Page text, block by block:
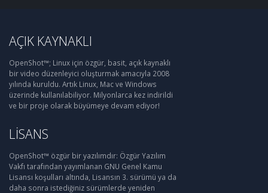
AÇIK KAYNAKLI
OpenShot™; Linux için özgür, basit, açık kaynaklı
bir video düzenleyici oluşturmak amacıyla 2008
yılında kuruldu. Artık Linux, Mac ve Windows
üzerinde kullanılabiliyor. Milyonlarca kez indirildi
ve bir proje olarak büyümeye devam ediyor!
LISANS
OpenShot™ özgür bir yazılımdır: Özgür Yazılım
Vakfı tarafından yayımlanan GNU Genel Kamu
Lisansı koşulları altında, Lisansın 3. sürümü ya da
daha sonra istediğiniz sürümlerde yeniden